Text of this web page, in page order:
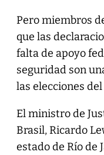
Pero miembros
que las
falta de apoyo
seguridad son
las elecciones
El ministro de
Brasil, Ricardo
estado de Río de